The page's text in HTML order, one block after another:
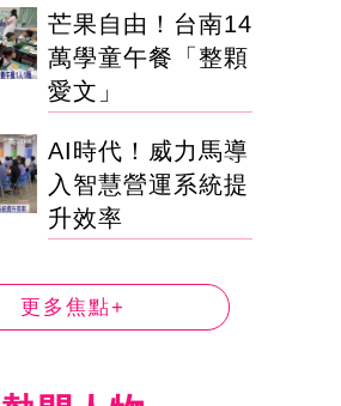
芒果自由！台南14
萬學童午餐「整顆
愛文」
AI時代！威力馬導
入智慧營運系統提
升效率
更多焦點+